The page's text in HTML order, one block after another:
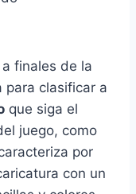
finales de la
para clasificar a
que siga el
juego, como
por
con un